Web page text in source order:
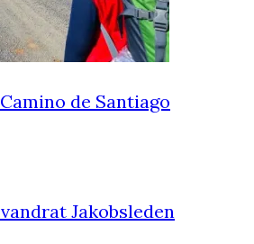
de Santiago
Jakobsleden